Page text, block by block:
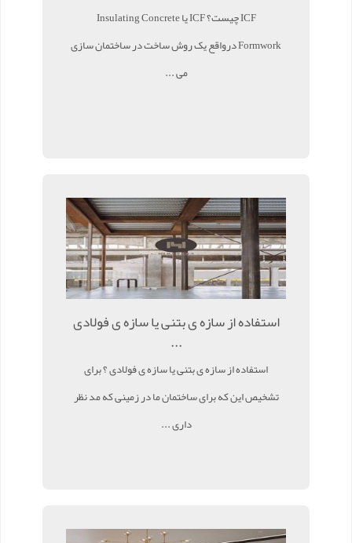
ICF چیست؟ ICF یا Insulating Concrete
Formwork درواقع یک روش ساخت در ساختمان سازی
می ...
استفاده از سازه ی بتنی یا سازه ی فولادی
...
استفاده از سازه ی بتنی یا سازه ی فولادی ؟ برای
تشخیص این که برای ساختمان ما در زمینی که مد نظر
داری ...